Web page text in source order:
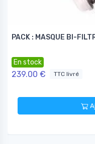
PACK : MASQUE BI-
En stock
239.00 € TTC livré